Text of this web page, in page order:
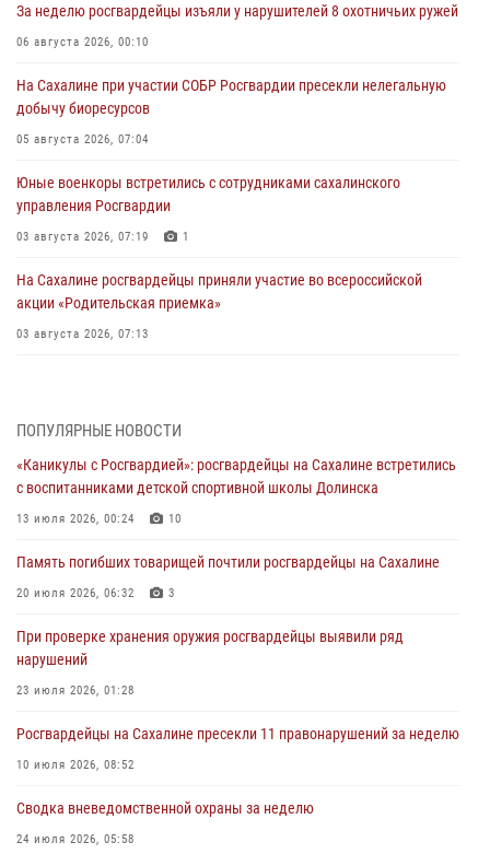
За неделю росгвардейцы изъяли у нарушителей 8 охотничьих ружей
06 августа 2026, 00:10
На Сахалине при участии СОБР Росгвардии пресекли нелегальную
добычу биоресурсов
05 августа 2026, 07:04
Юные военкоры встретились с сотрудниками сахалинского
управления Росгвардии
03 августа 2026, 07:19 1
На Сахалине росгвардейцы приняли участие во всероссийской
акции «Родительская приемка»
03 августа 2026, 07:13
31 июля 2026, 06:56
Сахалинские росгвардейцы стали лучшими на чемпионате
методические сборы с сотрудниками контрольно-технических
пунктов
30 июля 2026, 07:18
ПОПУЛЯРНЫЕ НОВОСТИ
«Каникулы с Росгвардией»: росгвардейцы на Сахалине встретились
с воспитанниками детской спортивной школы Долинска
13 июля 2026, 00:24 10
Память погибших товарищей почтили росгвардейцы на Сахалине
20 июля 2026, 06:32 3
При проверке хранения оружия росгвардейцы выявили ряд
нарушений
23 июля 2026, 01:28
Росгвардейцы на Сахалине пресекли 11 правонарушений за неделю
10 июля 2026, 08:52
Сводка вневедомственной охраны за неделю
24 июля 2026, 05:58